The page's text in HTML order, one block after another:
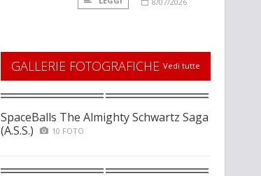
GALLERIE FOTOGRAFICHE Vedi tutte
SpaceBalls The Almighty Schwartz Saga
(A.S.S.)
10 FOTO